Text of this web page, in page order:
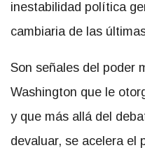
inestabilidad política
cambiaria de las
Son señales del poder
Washington que le
y que más allá del
devaluar, se acelera el